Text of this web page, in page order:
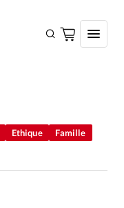
Ethique
Famille